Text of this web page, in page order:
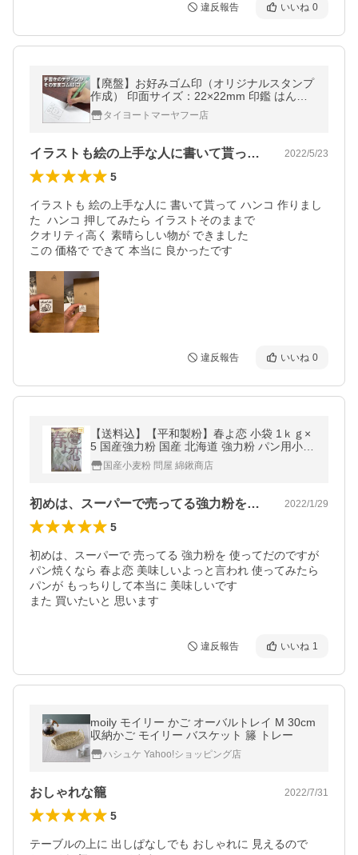
違反報告 いいね 0
【廃盤】お好みゴム印（オリジナルスタンプ
作成） 印面サイズ：22×22mm 印鑑 はんこ
特注 オーダー
タイヨートマーヤフー店
イラストも絵の上手な人に書いて貰ってハ… 2022/5/23
5
イラストも 絵の上手な人に 書いて貰って ハンコ 作りまし
た  ハンコ 押してみたら イラストそのままで
クオリティ高く 素晴らしい物が できました
この 価格で できて 本当に 良かったです
違反報告 いいね 0
【送料込】【平和製粉】春よ恋 小袋 1ｋｇ×
5 国産強力粉 国産 北海道 強力粉 パン用小麦
粉 はるよこい １キロ チャック袋 ホームベー
カリー
国産小麦粉 問屋 綿鍬商店
初めは、スーパーで売ってる強力粉を使っ… 2022/1/29
5
初めは、スーパーで 売ってる 強力粉を 使ってだのですが
パン焼くなら 春よ恋 美味しいよっと言われ 使ってみたら
パンが もっちりして本当に 美味しいです
また 買いたいと 思います
違反報告 いいね 1
moily モイリー かご オーバルトレイ M 30cm
収納かご モイリー バスケット 籐 トレー
ハシュケ Yahoo!ショッピング店
おしゃれな籠 2022/7/31
5
テーブルの上に 出しぱなしでも おしゃれに 見えるので